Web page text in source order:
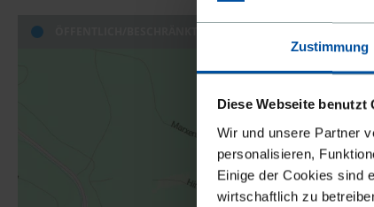
Zustimmung
Diese Webseite
Wir und unsere Partner
personalisieren,
Einige der Cookies sind
wirtschaftlich zu
Ex-